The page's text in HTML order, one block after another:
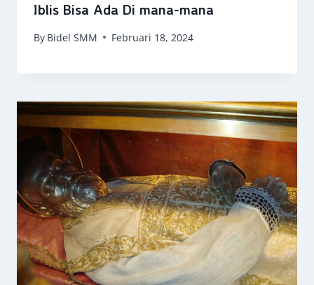
Iblis Bisa Ada Di mana-mana
By Bidel SMM Februari 18, 2024